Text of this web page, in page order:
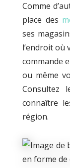
Comme
place des
ses
l’endroit où
commande
ou même
Consultez
connaître
région.